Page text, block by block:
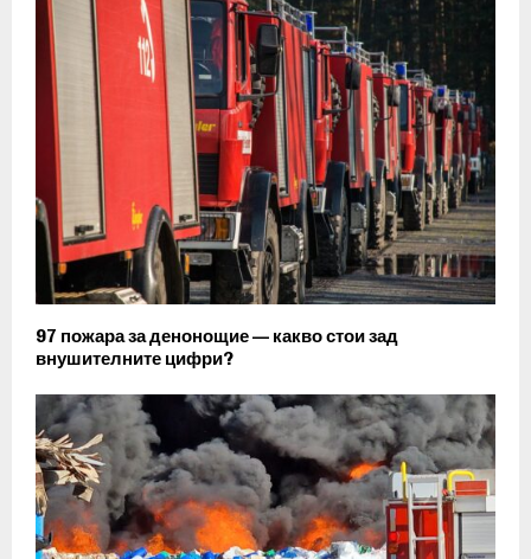
97 пожара за денонощие — какво стои зад
внушителните цифри?